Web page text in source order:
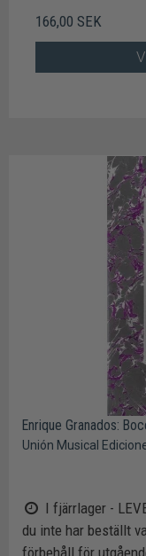
166,00 SEK
Enrique Granados:
Unión Musical
I fjärrlager -
du inte har beställt
förbehåll för